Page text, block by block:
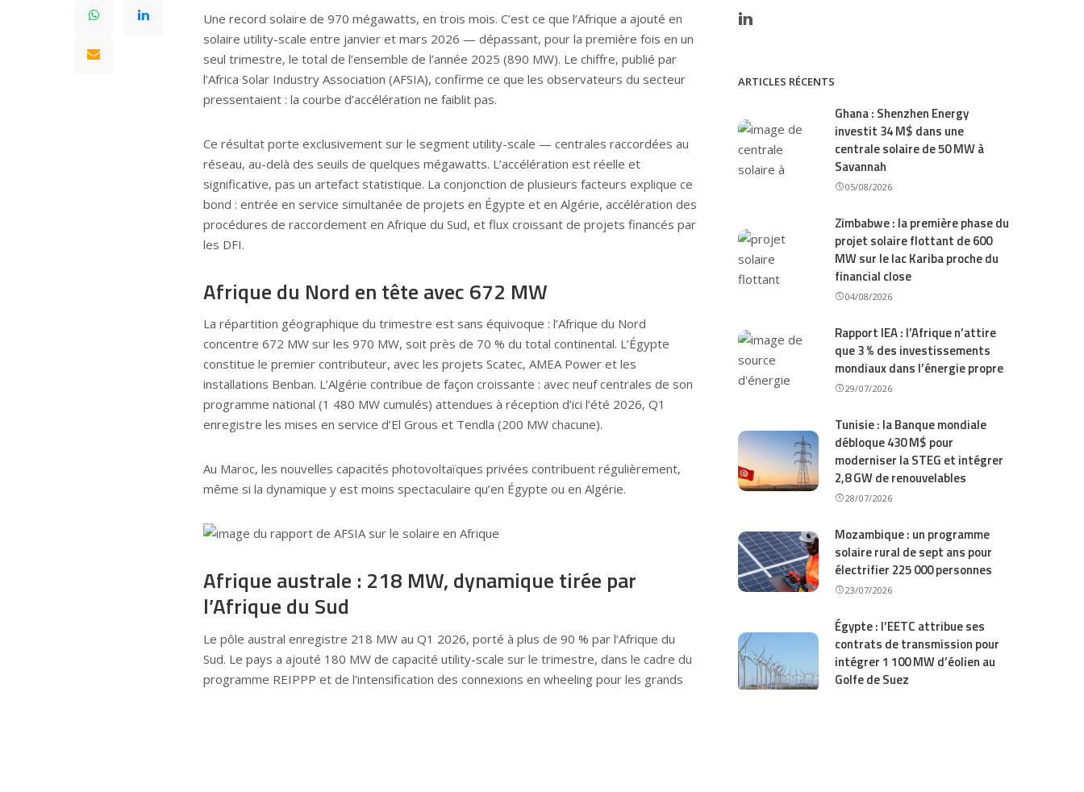
Une record solaire de 970 mégawatts, en trois mois. C’est ce que l’Afrique a ajouté en
solaire utility-scale entre janvier et mars 2026 — dépassant, pour la première fois en un
seul trimestre, le total de l’ensemble de l’année 2025 (890 MW). Le chiffre, publié par
l’Africa Solar Industry Association (AFSIA), confirme ce que les observateurs du secteur
pressentaient : la courbe d’accélération ne faiblit pas.
Ce résultat porte exclusivement sur le segment utility-scale — centrales raccordées au
réseau, au-delà des seuils de quelques mégawatts. L’accélération est réelle et
significative, pas un artefact statistique. La conjonction de plusieurs facteurs explique ce
bond : entrée en service simultanée de projets en Égypte et en Algérie, accélération des
procédures de raccordement en Afrique du Sud, et flux croissant de projets financés par
les DFI.
Afrique du Nord en tête avec 672 MW
La répartition géographique du trimestre est sans équivoque : l’Afrique du Nord
concentre 672 MW sur les 970 MW, soit près de 70 % du total continental. L’Égypte
constitue le premier contributeur, avec les projets Scatec, AMEA Power et les
installations Benban. L’Algérie contribue de façon croissante : avec neuf centrales de son
programme national (1 480 MW cumulés) attendues à réception d’ici l’été 2026, Q1
enregistre les mises en service d’El Grous et Tendla (200 MW chacune).
Au Maroc, les nouvelles capacités photovoltaïques privées contribuent régulièrement,
même si la dynamique y est moins spectaculaire qu’en Égypte ou en Algérie.
Afrique australe : 218 MW, dynamique tirée par
l’Afrique du Sud
Le pôle austral enregistre 218 MW au Q1 2026, porté à plus de 90 % par l’Afrique du
Sud. Le pays a ajouté 180 MW de capacité utility-scale sur le trimestre, dans le cadre du
programme REIPPP et de l’intensification des connexions en wheeling pour les grands
ARTICLES RÉCENTS
Ghana : Shenzhen Energy
investit 34 M$ dans une
centrale solaire de 50 MW à
Savannah
05/08/2026
Zimbabwe : la première phase du
projet solaire flottant de 600
MW sur le lac Kariba proche du
financial close
04/08/2026
Rapport IEA : l’Afrique n’attire
que 3 % des investissements
mondiaux dans l’énergie propre
29/07/2026
Tunisie : la Banque mondiale
débloque 430 M$ pour
moderniser la STEG et intégrer
2,8 GW de renouvelables
28/07/2026
Mozambique : un programme
solaire rural de sept ans pour
électrifier 225 000 personnes
23/07/2026
Égypte : l’EETC attribue ses
contrats de transmission pour
intégrer 1 100 MW d’éolien au
Golfe de Suez